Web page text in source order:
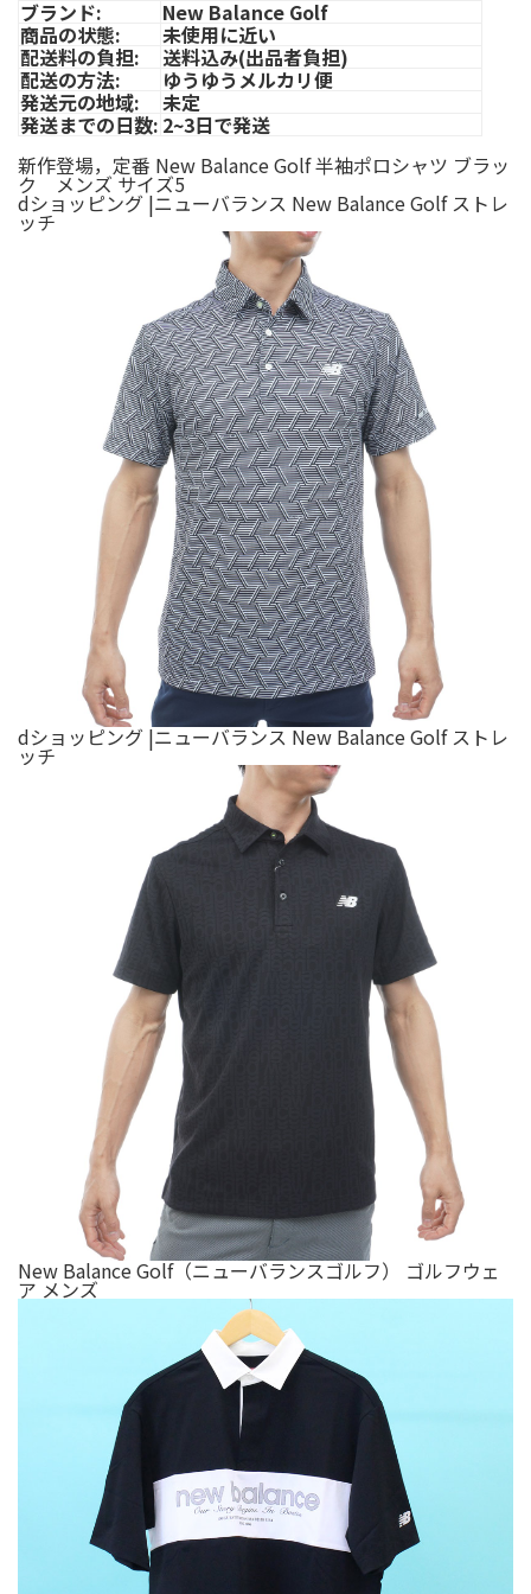
ブランド: New Balance Golf
商品の状態: 未使用に近い
配送料の負担: 送料込み(出品者負担)
配送の方法: ゆうゆうメルカリ便
発送元の地域: 未定
発送までの日数: 2~3日で発送
新作登場，定番 New Balance Golf 半袖ポロシャツ ブラッ
ク メンズ サイズ5
dショッピング |ニューバランス New Balance Golf ストレ
ッチ
dショッピング |ニューバランス New Balance Golf ストレ
ッチ
New Balance Golf（ニューバランスゴルフ） ゴルフウェ
ア メンズ